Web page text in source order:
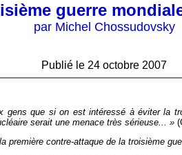
guerre
par Michel Chossudovsky
Publié le 24 octobre 2007
que si on est intéressé à éviter la
serait une menace très sérieuse... »
première contre-attaque de la troisième